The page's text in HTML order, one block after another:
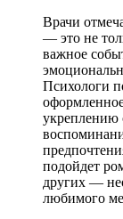
Врачи
— это не
важное
Психологи
укреплению
подойдет
других —
любимого